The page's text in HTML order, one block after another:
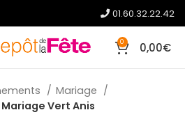
01.60.32.22.42
0 0,00€
Mariage
Mariage Vert Anis